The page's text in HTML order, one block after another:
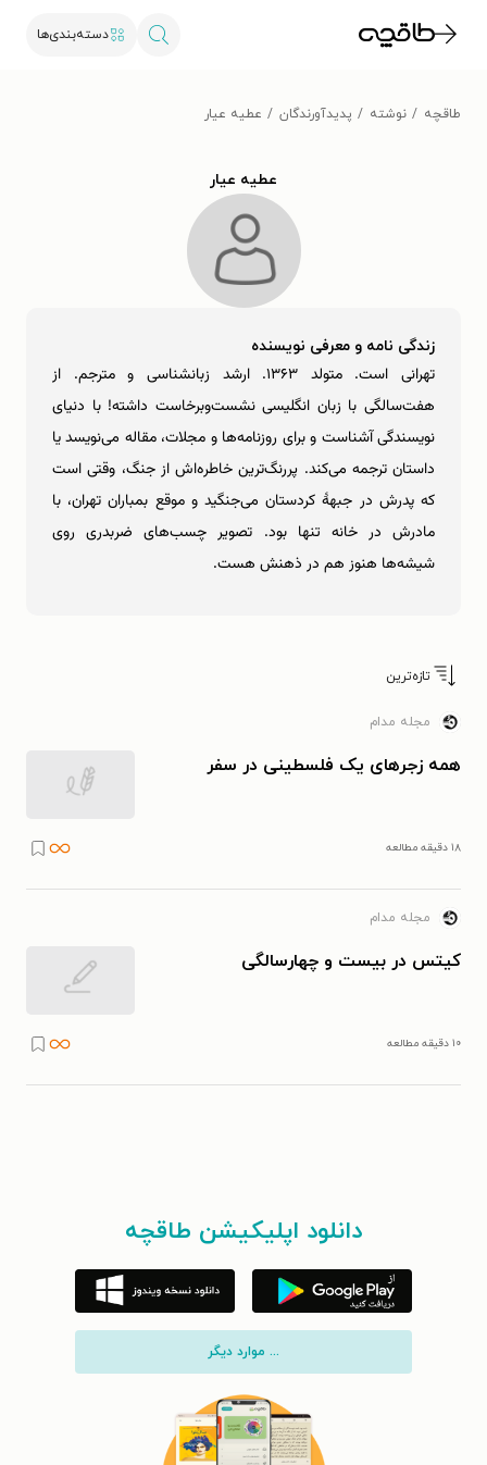
دسته‌بندی‌ها
طاقچه نوشته پدیدآورندگان عطیه عیار
عطیه عیار
زندگی نامه و معرفی نویسنده
تهرانی است. متولد ۱۳۶۳. ارشد زبانشناسی و مترجم. از
هفت‌سالگی با زبان انگلیسی نشست‌وبرخاست داشته! با دنیای
نویسندگی آشناست و برای روزنامه‌ها و مجلات، مقاله می‌نویسد یا
داستان ترجمه می‌کند. پررنگ‌ترین خاطره‌اش از جنگ، وقتی است
که پدرش در جبهۀ کردستان می‌جنگید و موقع بمباران تهران، با
مادرش در خانه تنها بود. تصویر چسب‌های ضربدری روی
شیشه‌ها هنوز هم در ذهنش هست.
تازه‌ترین
مجله مدام
همه زجرهای یک فلسطینی در سفر
۱۸ دقیقه مطالعه
مجله مدام
کیتس در بیست و چهارسالگی
۱۰ دقیقه مطالعه
دانلود اپلیکیشن طاقچه
... موارد دیگر